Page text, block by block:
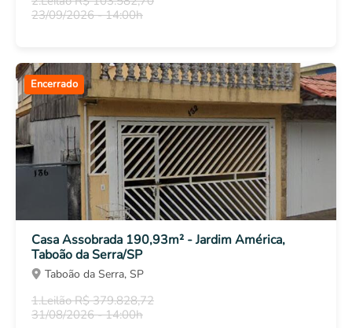
23/09/2026 - 14:00h
Encerrado
Casa Assobrada 190,93m² - Jardim América,
Taboão da Serra/SP
Taboão da Serra, SP
1.Leilão R$ 379.828,72
31/08/2026 - 14:00h